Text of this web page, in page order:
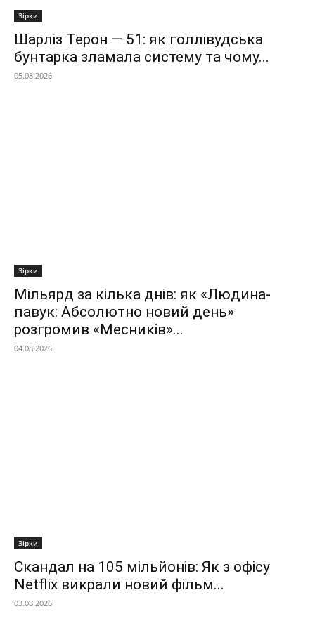
Зірки
Шарліз Терон — 51: як голлівудська
бунтарка зламала систему та чому...
05.08.2026
Зірки
Мільярд за кілька днів: як «Людина-
павук: Абсолютно новий день»
розгромив «Месників»...
04.08.2026
Зірки
Скандал на 105 мільйонів: Як з офісу
Netflix викрали новий фільм...
03.08.2026